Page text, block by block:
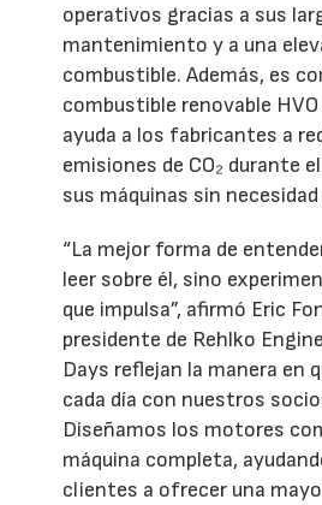
operativos gracias a sus
mantenimiento y a una
combustible. Además, es
combustible renovable
ayuda a los fabricantes a
emisiones de CO₂ durante
sus máquinas sin
“La mejor forma de
leer sobre él, sino
que impulsa”, afirmó Eric
presidente de Rehlko
Days reflejan la manera en
cada día con nuestros
Diseñamos los motores
máquina completa,
clientes a ofrecer una